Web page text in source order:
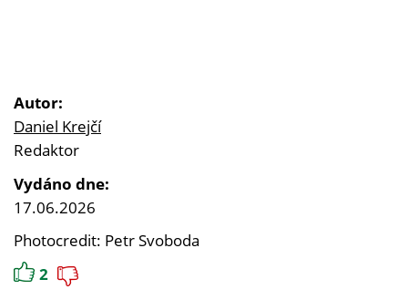
Autor:
Daniel Krejčí
Redaktor
Vydáno dne:
17.06.2026
Photocredit: Petr Svoboda
2